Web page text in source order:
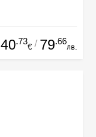
40.73
€ / 79.66
лв.